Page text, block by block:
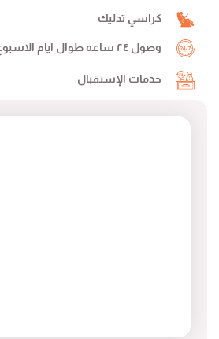
كراسي تدليك
وصول ٢٤ ساعه طوال ايام الاسبوع
خدمات الإستقبال